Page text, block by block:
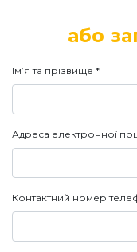
або
Ім’я та прізвище *
Адреса електронної
Контактний номер